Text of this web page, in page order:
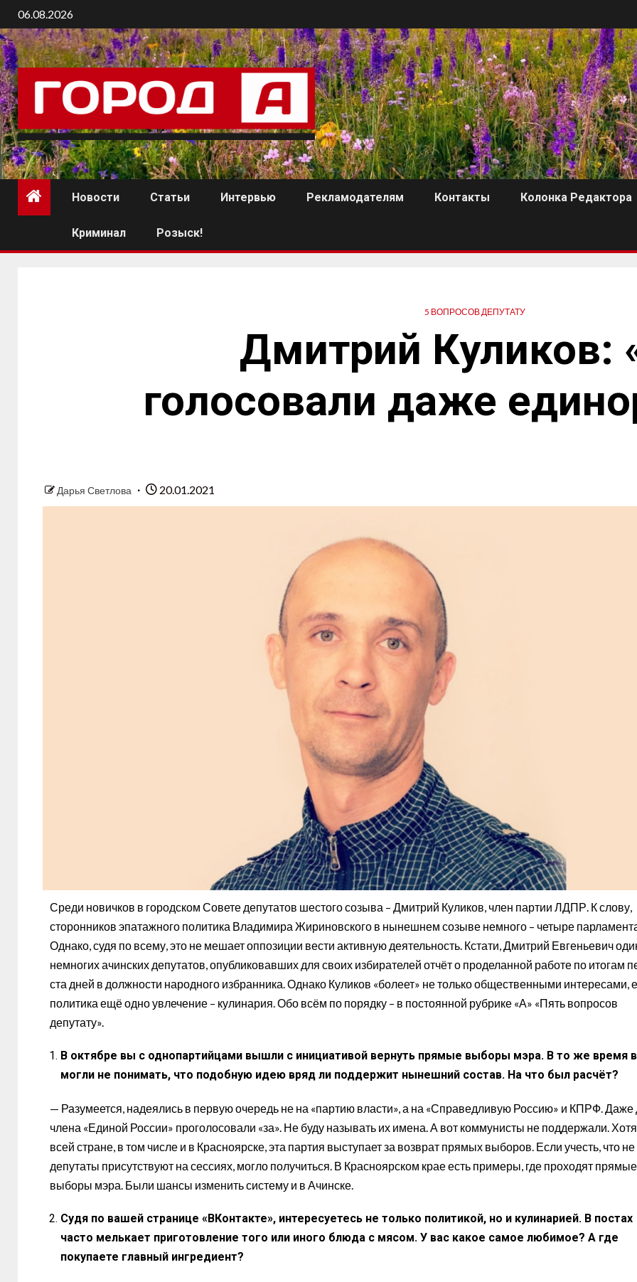
06.08.2026
Новости Статьи Интервью Рекламодателям Контакты Колонка Редактора
Криминал Розыск!
5 ВОПРОСОВ ДЕПУТАТУ
Дмитрий Куликов:
голосовали даже
Дарья Светлова 20.01.2021
Среди новичков в городском Совете депутатов шестого созыва – Дмитрий Куликов, член партии ЛДПР. К слову,
сторонников эпатажного политика Владимира Жириновского в нынешнем созыве немного – четыре
Однако, судя по всему, это не мешает оппозиции вести активную деятельность. Кстати, Дмитрий Евгеньевич
немногих ачинских депутатов, опубликовавших для своих избирателей отчёт о проделанной работе по итогам
ста дней в должности народного избранника. Однако Куликов «болеет» не только общественными интересами,
политика ещё одно увлечение – кулинария. Обо всём по порядку – в постоянной рубрике «А» «Пять вопросов
депутату».
В октябре вы с однопартийцами вышли с инициативой вернуть прямые выборы мэра. В то же время
могли не понимать, что подобную идею вряд ли поддержит нынешний состав. На что был расчёт?
— Разумеется, надеялись в первую очередь не на «партию власти», а на «Справедливую Россию» и КПРФ. Даже
члена «Единой России» проголосовали «за». Не буду называть их имена. А вот коммунисты не поддержали.
всей стране, в том числе и в Красноярске, эта партия выступает за возврат прямых выборов. Если учесть, что
депутаты присутствуют на сессиях, могло получиться. В Красноярском крае есть примеры, где проходят прямые
выборы мэра. Были шансы изменить систему и в Ачинске.
Судя по вашей странице «ВКонтакте», интересуетесь не только политикой, но и кулинарией. В постах
часто мелькает приготовление того или иного блюда с мясом. У вас какое самое любимое? А где
покупаете главный ингредиент?